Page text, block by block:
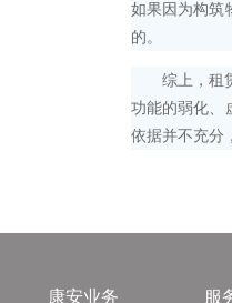
如果因为构筑
的。
综上，租赁
功能的弱化、
依据并不充分
康安业务 服